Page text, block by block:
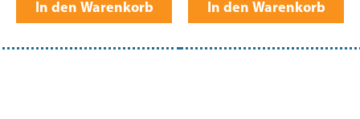
In den Warenkorb In den Warenkorb